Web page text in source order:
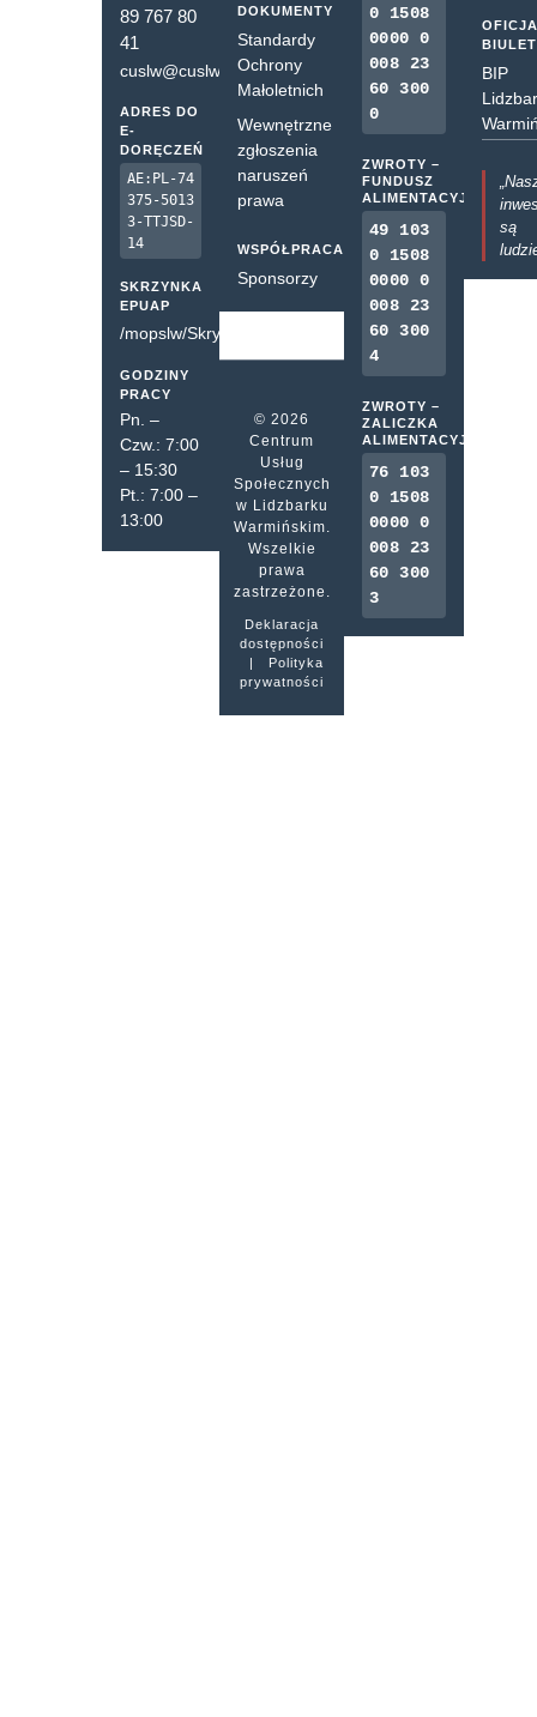
89 767 80
41
cuslw@cuslw.pl
ADRES DO
E-
DORĘCZEŃ
AE:PL-74
375-5013
3-TTJSD-
14
SKRZYNKA
EPUAP
/mopslw/SkrytkaESP
GODZINY
PRACY
Pn. –
Czw.: 7:00
– 15:30
Pt.: 7:00 –
13:00
DOKUMENTY
Standardy
Ochrony
Małoletnich
Wewnętrzne
zgłoszenia
naruszeń
prawa
WSPÓŁPRACA
Sponsorzy
© 2026
Centrum
Usług
Społecznych
w Lidzbarku
Warmińskim.
Wszelkie
prawa
zastrzeżone.
Deklaracja
dostępności
|
Polityka
prywatności
0 1508
0000 0
008 23
60 300
0
ZWROTY –
FUNDUSZ
ALIMENTACYJNY
49 103
0 1508
0000 0
008 23
60 300
4
ZWROTY –
ZALICZKA
ALIMENTACYJNA
76 103
0 1508
0000 0
008 23
60 300
3
BIP
są